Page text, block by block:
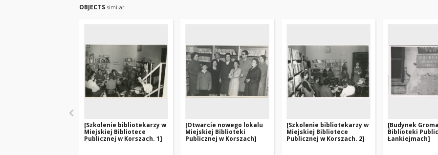
OBJECTS similar
[Szkolenie bibliotekarzy w
Miejskiej Bibliotece
Publicznej w Korszach. 1]
[Otwarcie nowego lokalu
Miejskiej Biblioteki
Publicznej w Korszach]
[Szkolenie bibliotekarzy w
Miejskiej Bibliotece
Publicznej w Korszach. 2]
[Budynek
Biblioteki
Łankiejmach]